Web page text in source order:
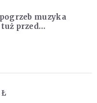
muzyka
tuż przed
Powodem była